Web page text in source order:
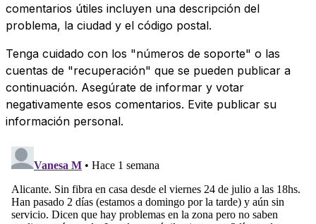
comentarios útiles incluyen una descripción del
problema, la ciudad y el código postal.
Tenga cuidado con los "números de soporte" o las
cuentas de "recuperación" que se pueden publicar a
continuación. Asegúrate de informar y votar
negativamente esos comentarios. Evite publicar su
información personal.